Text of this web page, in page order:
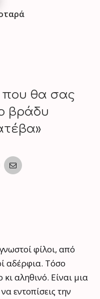
που θα σας
βράδυ
φίλοι, από
αδέρφια. Τόσο
αληθινό. Είναι μια
εντοπίσεις την